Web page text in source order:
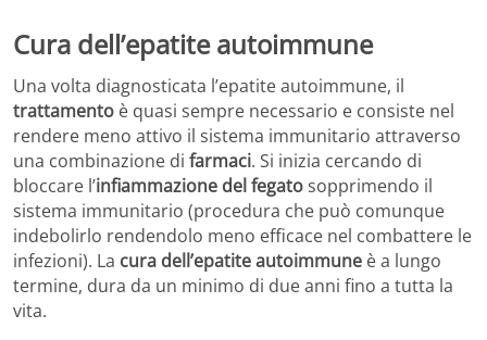
Cura dell’epatite autoimmune
Una volta diagnosticata l’epatite autoimmune, il
trattamento è quasi sempre necessario e consiste nel
rendere meno attivo il sistema immunitario attraverso
una combinazione di farmaci. Si inizia cercando di
bloccare l’infiammazione del fegatosopprimendo il
sistema immunitario (procedura che può comunque
indebolirlo rendendolo meno efficace nel combattere le
infezioni). La cura dell’epatite autoimmune è a lungo
termine, dura da un minimo di due anni fino a tutta la
vita.